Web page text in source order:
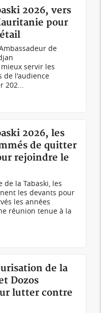
2026, vers
pour
de
servir les
de l'audience
202...
2026, les
de quitter
rejoindre le
la Tabaski, les
les devants pour
les années
réunion tenue à la
de la
Dozos
lutter contre